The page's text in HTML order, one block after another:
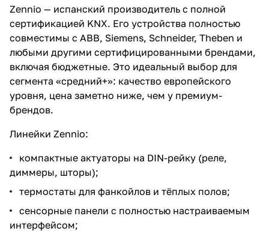
Zennio — испанский производитель с полной
сертификацией KNX. Его устройства полностью
совместимы с ABB, Siemens, Schneider, Theben и
любыми другими сертифицированными брендами,
включая бюджетные. Это идеальный выбор для
сегмента «средний+»: качество европейского
уровня, цена заметно ниже, чем у премиум-
брендов.
Линейки Zennio:
компактные актуаторы на DIN-рейку (реле,
диммеры, шторы);
термостаты для фанкойлов и тёплых полов;
сенсорные панели с полностью настраиваемым
интерфейсом;